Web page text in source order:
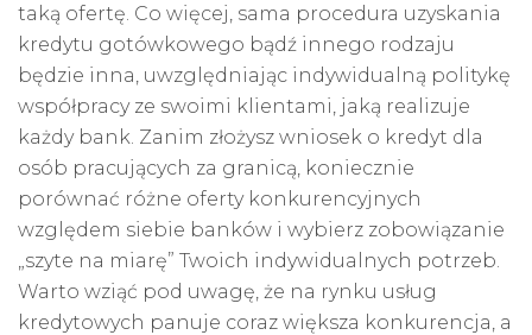
taką ofertę. Co więcej, sama procedura uzyskania
kredytu gotówkowego bądź innego rodzaju
będzie inna, uwzględniając indywidualną politykę
współpracy ze swoimi klientami, jaką realizuje
każdy bank. Zanim złożysz wniosek o kredyt dla
osób pracujących za granicą, koniecznie
porównać różne oferty konkurencyjnych
względem siebie banków i wybierz zobowiązanie
„szyte na miarę” Twoich indywidualnych potrzeb.
Warto wziąć pod uwagę, że na rynku usług
kredytowych panuje coraz większa konkurencja, a